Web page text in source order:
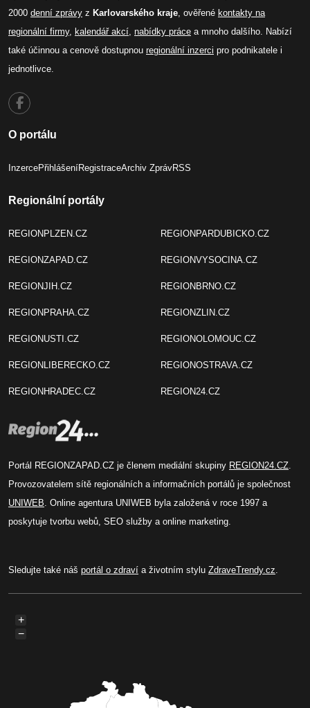
2000 denní zprávy z Karlovarského kraje, ověřené kontakty na
regionální firmy, kalendář akcí, nabídky práce a mnoho dalšího. Nabízí
také účinnou a cenově dostupnou regionální inzerci pro podnikatele i
jednotlivce.
O portálu
InzercePřihlášeníRegistraceArchiv ZprávRSS
Regionální portály
REGIONPLZEN.CZ
REGIONZAPAD.CZ
REGIONJIH.CZ
REGIONPRAHA.CZ
REGIONUSTI.CZ
REGIONLIBERECKO.CZ
REGIONHRADEC.CZ
REGIONPARDUBICKO.CZ
REGIONVYSOCINA.CZ
REGIONBRNO.CZ
REGIONZLIN.CZ
REGIONOLOMOUC.CZ
REGIONOSTRAVA.CZ
REGION24.CZ
Portál REGIONZAPAD.CZ je členem mediální skupiny REGION24.CZ.
Provozovatelem sítě regionálních a informačních portálů je společnost
UNIWEB. Online agentura UNIWEB byla založená v roce 1997 a
poskytuje tvorbu webů, SEO služby a online marketing.
Sledujte také náš portál o zdraví a životním stylu ZdraveTrendy.cz.
+
−